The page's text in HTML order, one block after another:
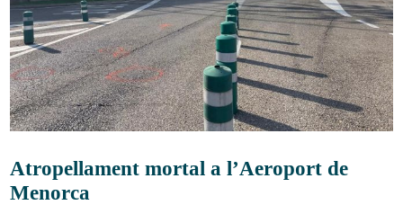
Atropellament mortal a l’Aeroport de
Menorca